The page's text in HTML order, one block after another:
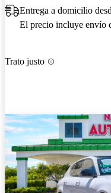
Entrega a domicilio
El precio incluye envío
Trato justo